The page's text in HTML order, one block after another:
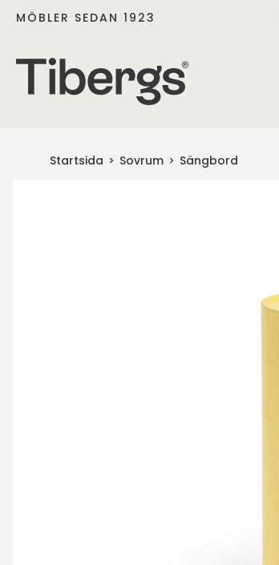
MÖBLER SEDAN 1923
Startsida Sovrum Sängbord